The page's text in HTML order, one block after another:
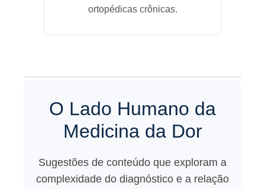
ortopédicas crônicas.
O Lado Humano da
Medicina da Dor
Sugestões de conteúdo que exploram a
complexidade do diagnóstico e a relação